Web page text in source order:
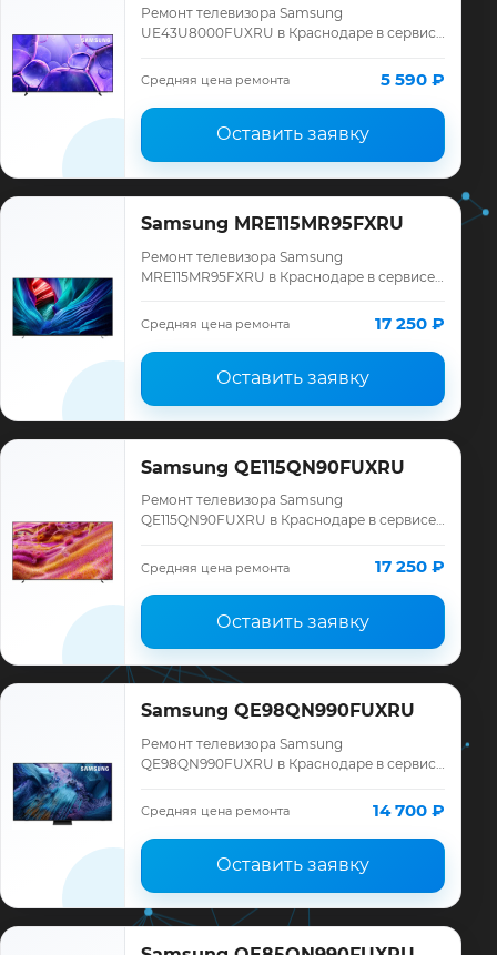
Ремонт телевизора Samsung
UE43U8000FUXRU в Краснодаре в сервисе
Samsung, смета до ремонта, запчасти и
Средняя цена ремонта 5 590 ₽
Оставить заявку
Samsung MRE115MR95FXRU
Ремонт телевизора Samsung
MRE115MR95FXRU в Краснодаре в сервисе
Samsung, смета до ремонта, запчасти и
гарантия до 12 меся…
Средняя цена ремонта 17 250 ₽
Оставить заявку
Samsung QE115QN90FUXRU
Ремонт телевизора Samsung
QE115QN90FUXRU в Краснодаре в сервисе
Samsung, смета до ремонта, запчасти и
гарантия до 12 меся…
Средняя цена ремонта 17 250 ₽
Оставить заявку
Samsung QE98QN990FUXRU
Ремонт телевизора Samsung
QE98QN990FUXRU в Краснодаре в сервисе
Samsung, смета до ремонта, запчасти и
гарантия до 12 меся…
Средняя цена ремонта 14 700 ₽
Оставить заявку